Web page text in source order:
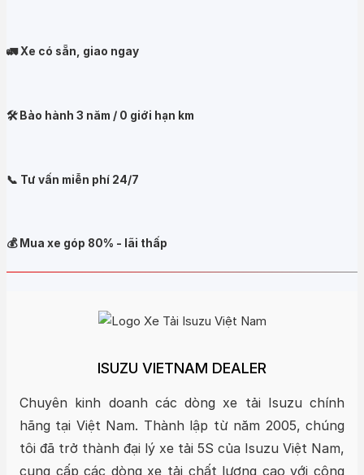
🚛 Xe có sẵn, giao ngay
🛠️ Bảo hành 3 năm / 0 giới hạn km
📞 Tư vấn miễn phí 24/7
💰 Mua xe góp 80% - lãi thấp
ISUZU VIETNAM DEALER
Chuyên kinh doanh các dòng xe tải Isuzu chính
hãng tại Việt Nam. Thành lập từ năm 2005, chúng
tôi đã trở thành đại lý xe tải 5S của Isuzu Việt Nam,
cung cấp các dòng xe tải chất lượng cao với công